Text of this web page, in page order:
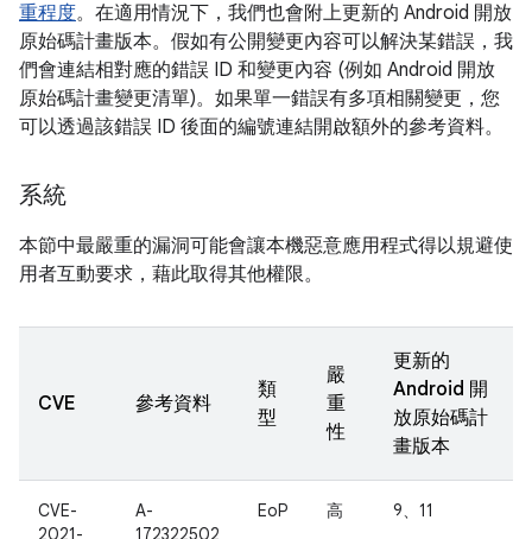
重程度。在適用情況下，我們也會附上更新的 Android 開放
原始碼計畫版本。假如有公開變更內容可以解決某錯誤，我
們會連結相對應的錯誤 ID 和變更內容 (例如 Android 開放
原始碼計畫變更清單)。如果單一錯誤有多項相關變更，您
可以透過該錯誤 ID 後面的編號連結開啟額外的參考資料。
系統
本節中最嚴重的漏洞可能會讓本機惡意應用程式得以規避使
用者互動要求，藉此取得其他權限。
CVE 參考資料
類
型
嚴
重
性
更新的
Android 開
放原始碼計
畫版本
CVE-
2021-
A-
172322502
EoP 高 9、11